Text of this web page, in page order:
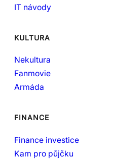
IT návody
KULTURA
Nekultura
Fanmovie
Armáda
FINANCE
Finance investice
Kam pro půjčku